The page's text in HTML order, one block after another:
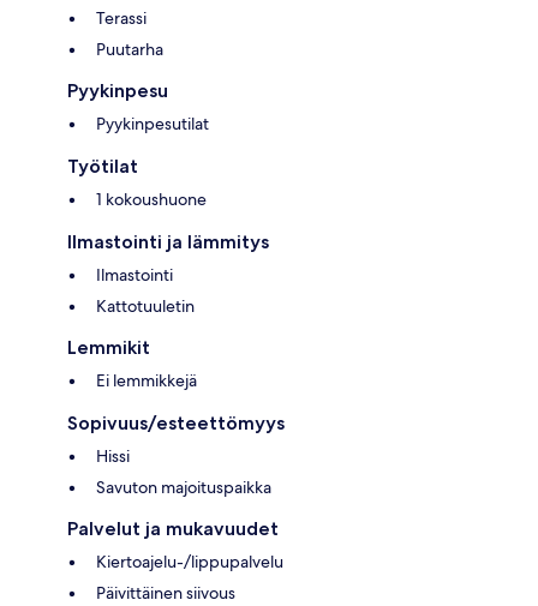
Terassi
Puutarha
Pyykinpesu
Pyykinpesutilat
Työtilat
1 kokoushuone
Ilmastointi ja lämmitys
Ilmastointi
Kattotuuletin
Lemmikit
Ei lemmikkejä
Sopivuus/esteettömyys
Hissi
Savuton majoituspaikka
Palvelut ja mukavuudet
Kiertoajelu-/lippupalvelu
Päivittäinen siivous